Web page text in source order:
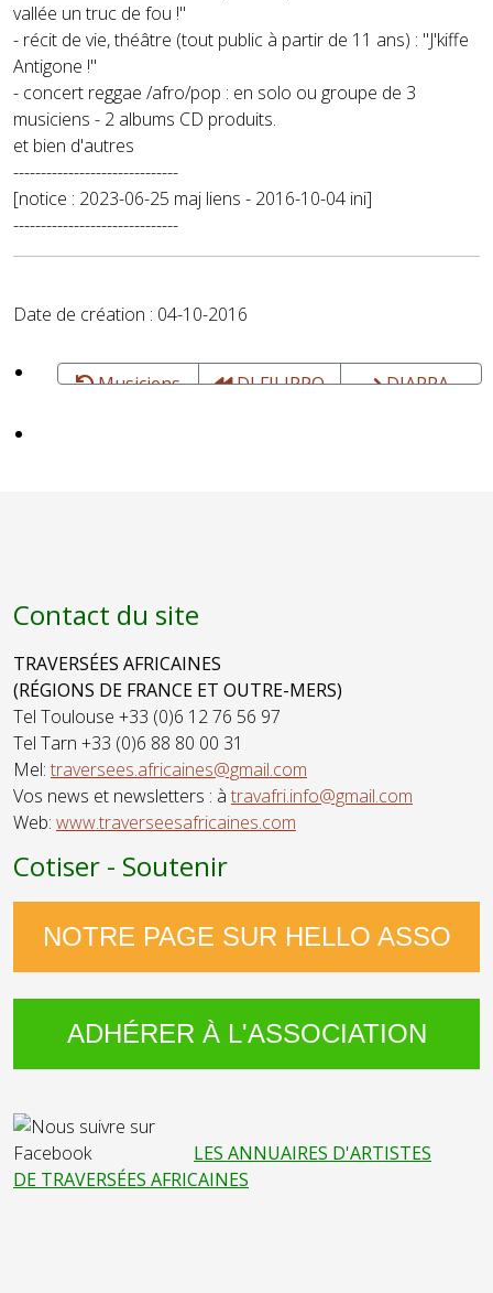
vallée un truc de fou !"
- récit de vie, théâtre (tout public à partir de 11 ans) : "J'kiffe
Antigone !"
- concert reggae /afro/pop : en solo ou groupe de 3
musiciens - 2 albums CD produits.
et bien d'autres
------------------------------
[notice : 2023-06-25 maj liens - 2016-10-04 ini]
------------------------------
Date de création : 04-10-2016
Musiciens
DI FILIPPO
DIARRA
Contact du site
TRAVERSÉES AFRICAINES
(RÉGIONS DE FRANCE ET OUTRE-MERS)
Tel Toulouse +33 (0)6 12 76 56 97
Tel Tarn +33 (0)6 88 80 00 31
Mel: traversees.africaines@gmail.com
Vos news et newsletters : à travafri.info@gmail.com
Web: www.traverseesafricaines.com
Cotiser - Soutenir
NOTRE PAGE SUR HELLO ASSO
ADHÉRER À L'ASSOCIATION
LES ANNUAIRES D'ARTISTES
DE TRAVERSÉES AFRICAINES